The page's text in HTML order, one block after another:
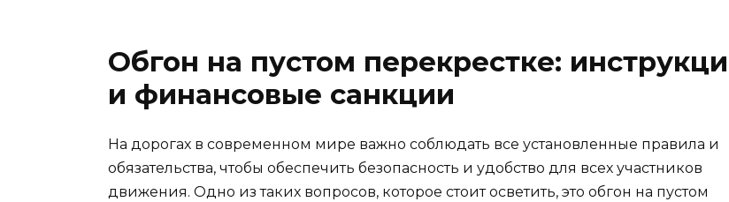
Обгон на пустом перекрестке:
и финансовые санкции
На дорогах в современном мире важно соблюдать все установленные правила и
обязательства, чтобы обеспечить безопасность и удобство для всех участников
движения. Одно из таких вопросов, которое стоит осветить, это обгон на пустом